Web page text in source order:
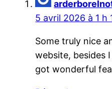
5 avril 2026 à 1 h
Some truly nice
website, besides
got wonderful